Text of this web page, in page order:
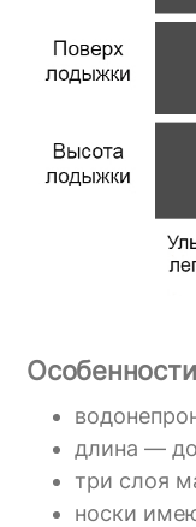
длина —
три слоя
носки